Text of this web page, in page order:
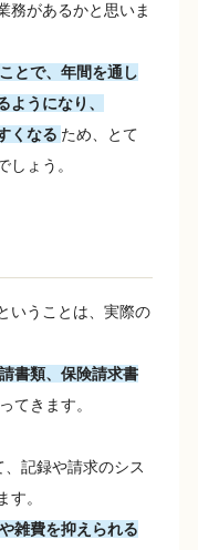
務があるかと思いま
とで、年間を通し
うになり、
くなる ため、とて
しょう。
いうことは、実際の
書類、保険請求書
てきます。
記録や請求のシス
す。
雑費を抑えられる